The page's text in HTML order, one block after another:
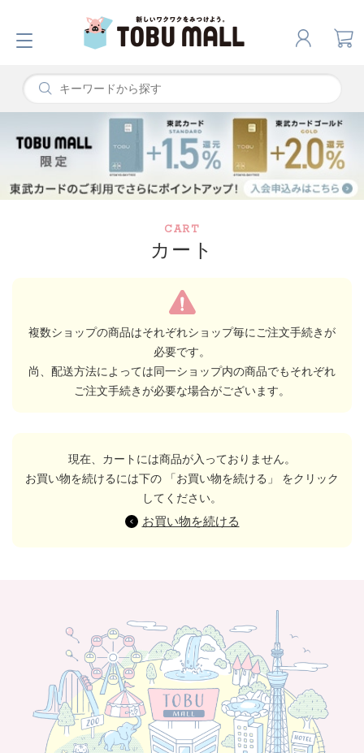
CART
カート
複数ショップの商品はそれぞれショップ毎にご注文手続きが
必要です。
尚、配送方法によっては同一ショップ内の商品でもそれぞれ
ご注文手続きが必要な場合がございます。
現在、カートには商品が入っておりません。
お買い物を続けるには下の 「お買い物を続ける」 をクリック
してください。
お買い物を続ける